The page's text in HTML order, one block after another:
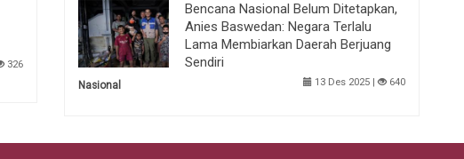
326
Bencana Nasional Belum Ditetapkan,
Anies Baswedan: Negara Terlalu
Lama Membiarkan Daerah Berjuang
Sendiri
Nasional 13 Des 2025 | 640